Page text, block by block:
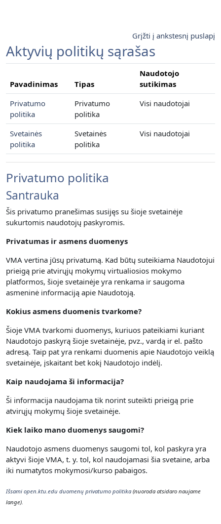
Grįžti į ankstesnį puslapį
Aktyvių politikų sąrašas
Pavadinimas Tipas
Naudotojo
sutikimas
Privatumo
politika
Privatumo
politika
Visi naudotojai
Svetainės
politika
Svetainės
politika
Visi naudotojai
Privatumo politika
Santrauka
Šis privatumo pranešimas susijęs su šioje svetainėje
sukurtomis naudotojų paskyromis.
Privatumas ir asmens duomenys
VMA vertina jūsų privatumą. Kad būtų suteikiama Naudotojui
prieigą prie atvirųjų mokymų virtualiosios mokymo
platformos, šioje svetainėje yra renkama ir saugoma
asmeninė informaciją apie Naudotoją.
Kokius asmens duomenis tvarkome?
Šioje VMA tvarkomi duomenys, kuriuos pateikiami kuriant
Naudotojo paskyrą šioje svetainėje, pvz., vardą ir el. pašto
adresą. Taip pat yra renkami duomenis apie Naudotojo veiklą
svetainėje, įskaitant bet kokį Naudotojo indėlį.
Kaip naudojama ši informacija?
Ši informacija naudojama tik norint suteikti prieigą prie
atvirųjų mokymų šioje svetainėje.
Kiek laiko mano duomenys saugomi?
Naudotojo asmens duomenys saugomi tol, kol paskyra yra
aktyvi šioje VMA, t. y. tol, kol naudojamasi šia svetaine, arba
iki numatytos mokymosi/kurso pabaigos.
Išsami open.ktu.edu duomenų privatumo politika (nuoroda atsidaro naujame
lange).